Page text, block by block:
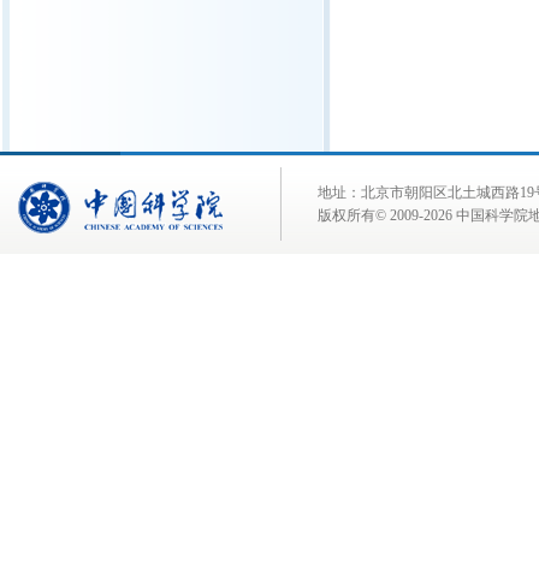
地址：北京市朝阳区北土城西路
版权所有© 2009-2026 中国科学院